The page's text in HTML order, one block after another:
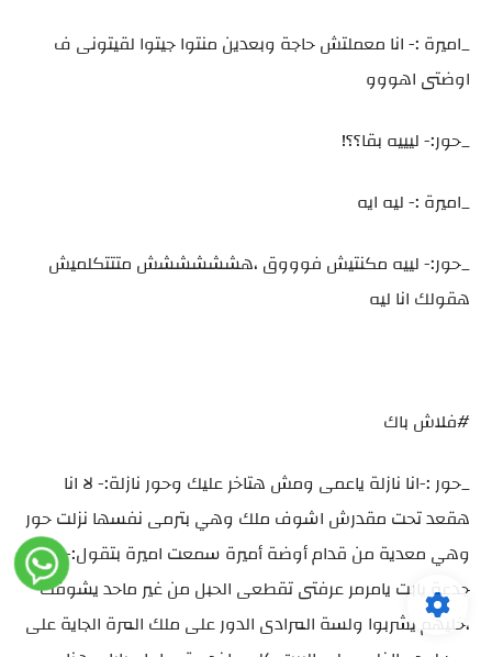
_اميرة :- انا معملتش حاجة وبعدين منتوا جيتوا لقيتونى ف
اوضتى اهووو
_حور:- ليييه بقا؟؟!
_اميرة :- ليه ايه
_حور:- لييه مكنتيش فوووق ،هشششششش متتتكلميش
هقولك انا ليه
#فلاش باك
_حور :-انا نازلة ياعمى ومش هتاخر عليك وحور نازلة:- لا انا
هقعد تحت مقدرش اشوف ملك وهي بترمى نفسها نزلت حور
وهي معدية من قدام أوضة أميرة سمعت اميرة بتقول:-
جدعة يابت يامرمر عرفتى تقطعى الحبل من غير ماحد يشوفك
،خليهم يشربوا ولسة المرادى الدور على ملك المرة الجاية على